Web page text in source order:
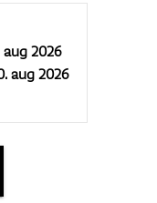
aug 2026
aug 2026